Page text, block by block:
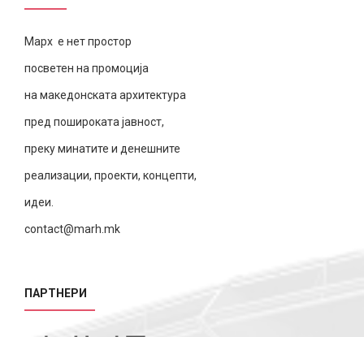
Марх е нет простор
посветен на промоција
на македонската архитектура
пред пошироката јавност,
преку минатите и денешните
реализации, проекти, концепти,
идеи.
contact@marh.mk
ПАРТНЕРИ